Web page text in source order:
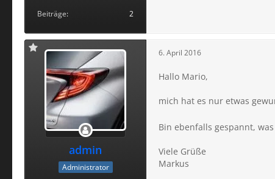
Beiträge 2
admin
Administrator
6. April 2016
Hallo Mario,
mich hat es nur etwas
Bin ebenfalls gespannt,
Viele Grüße
Markus